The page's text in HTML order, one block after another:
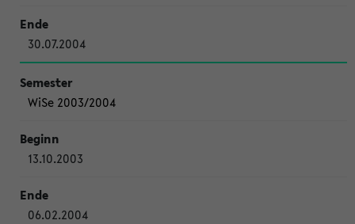
30.07.2004
WiSe 2003/2004
13.10.2003
06.02.2004